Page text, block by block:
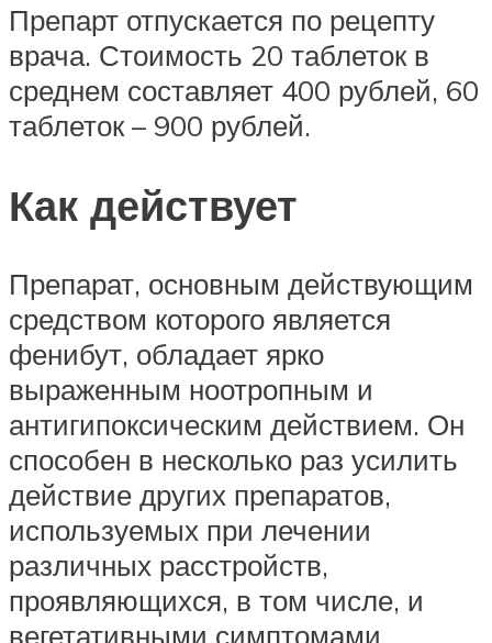
Препарт отпускается по рецепту
врача. Стоимость 20 таблеток в
среднем составляет 400 рублей, 60
таблеток – 900 рублей.
Как действует
Препарат, основным действующим
средством которого является
фенибут, обладает ярко
выраженным ноотропным и
антигипоксическим действием. Он
способен в несколько раз усилить
действие других препаратов,
используемых при лечении
различных расстройств,
проявляющихся, в том числе, и
вегетативными симптомами.